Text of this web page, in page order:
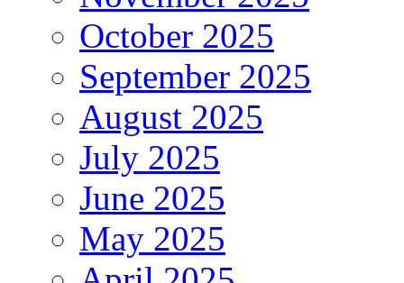
October 2025
September 2025
August 2025
July 2025
June 2025
May 2025